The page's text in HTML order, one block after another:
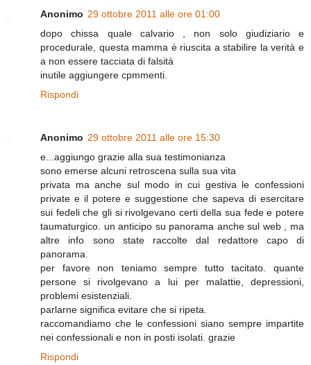
Anonimo 29 ottobre 2011 alle ore 01:00
dopo chissa quale calvario , non solo giudiziario e
procedurale, questa mamma è riuscita a stabilire la verità e
a non essere tacciata di falsità
inutile aggiungere cpmmenti.
Rispondi
Anonimo 29 ottobre 2011 alle ore 15:30
e...aggiungo grazie alla sua testimonianza
sono emerse alcuni retroscena sulla sua vita
privata ma anche sul modo in cui gestiva le confessioni
private e il potere e suggestione che sapeva di esercitare
sui fedeli che gli si rivolgevano certi della sua fede e potere
taumaturgico. un anticipo su panorama anche sul web , ma
altre info sono state raccolte dal redattore capo di
panorama.
per favore non teniamo sempre tutto tacitato. quante
persone si rivolgevano a lui per malattie, depressioni,
problemi esistenziali.
parlarne significa evitare che si ripeta.
raccomandiamo che le confessioni siano sempre impartite
nei confessionali e non in posti isolati. grazie
Rispondi